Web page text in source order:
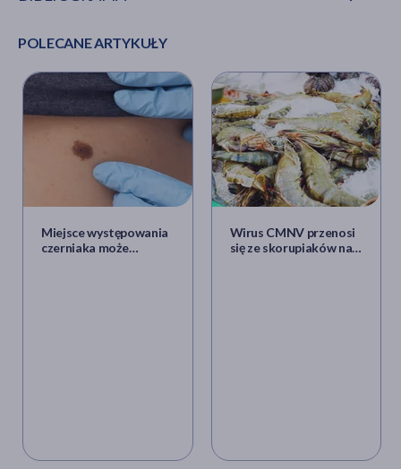
study shows, medicalnewstoday.com [online]
medicalnewstoday.com/articles/vitamin-b6-may-
reduce-anxiety-symptoms-study-shows [dostęp:]
23.01.2023.
D. T. Field, R. O. Cracknell, J. R. Eastwood,High-dose
Vitamin B6 supplementation reduces anxiety and
strengthens visual surround suppression, „Human
Psychopharmacology: Clinical and Experimental”, nr
POLECANE ARTYKUŁY
Miejsce występowania
czerniaka może
Wirus CMNV przenosi
się ze skorupiaków na